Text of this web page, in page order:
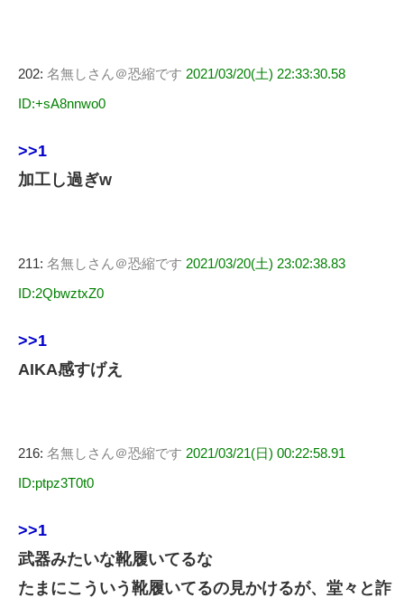
202: 名無しさん＠恐縮です 2021/03/20(土) 22:33:30.58
ID:+sA8nnwo0
>>1
加工し過ぎw
211: 名無しさん＠恐縮です 2021/03/20(土) 23:02:38.83
ID:2QbwztxZ0
>>1
AIKA感すげえ
216: 名無しさん＠恐縮です 2021/03/21(日) 00:22:58.91
ID:ptpz3T0t0
>>1
武器みたいな靴履いてるな
たまにこういう靴履いてるの見かけるが、堂々と詐